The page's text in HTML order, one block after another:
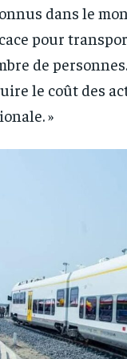
and you
Pay
and you
Pay
dans le
pour
de
le coût des
»